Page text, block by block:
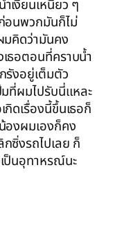
เงี่ยนเหนียว ๆ
อนพวกมันก็ไม่
มคิดว่ามันคง
ธอตอนที่คราบน้ำ
รังอยู่เต็มตัว
ที่ผมไปรับนี่แหละ
ดเรื่องนี้ขึ้นเธอก็
องผมเองก็คง
ซิ่งรถไปเลย ก็
ป็นอุทาหรณ์นะ